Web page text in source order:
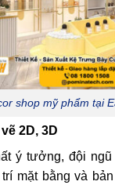
shop mỹ phẩm tại
2D, 3D
ý tưởng, đội
mặt bằng và